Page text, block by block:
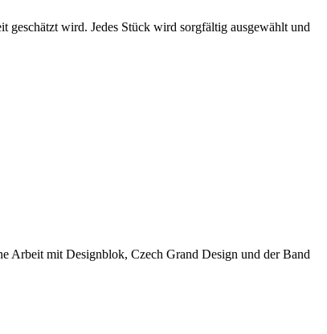
geschätzt wird. Jedes Stück wird sorgfältig ausgewählt und
Arbeit mit Designblok, Czech Grand Design und der Band